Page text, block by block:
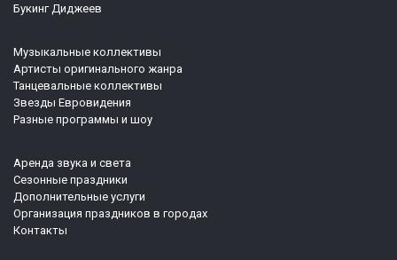
Букинг Диджеев
Музыкальные коллективы
Артисты оригинального жанра
Танцевальные коллективы
Звезды Евровидения
Разные программы и шоу
Аренда звука и света
Сезонные праздники
Дополнительные услуги
Организация праздников в городах
Контакты